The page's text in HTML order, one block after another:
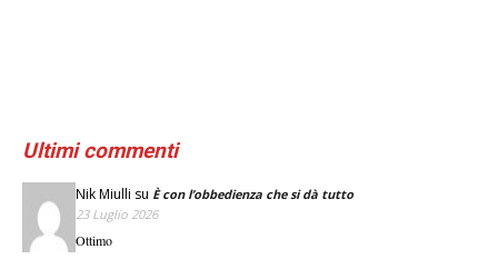
Ultimi commenti
Nik Miulli su È con l’obbedienza che si dà tutto
23 Luglio 2026
Ottimo